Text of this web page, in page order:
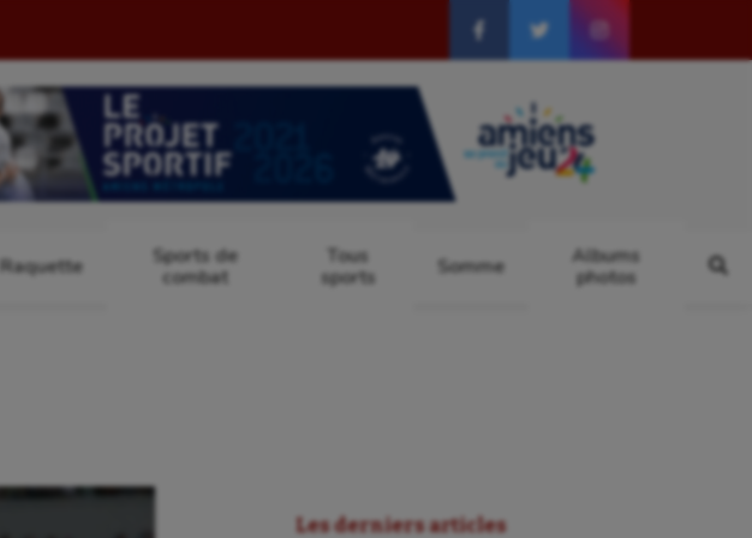
Raquette
Sports de
combat
Tous
sports
Somme
Albums
photos
Les derniers articles